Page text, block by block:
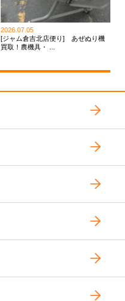
2026.07.05
[ジャム倉吉北店便り] あぜぬり機
買取！農機具・ ...